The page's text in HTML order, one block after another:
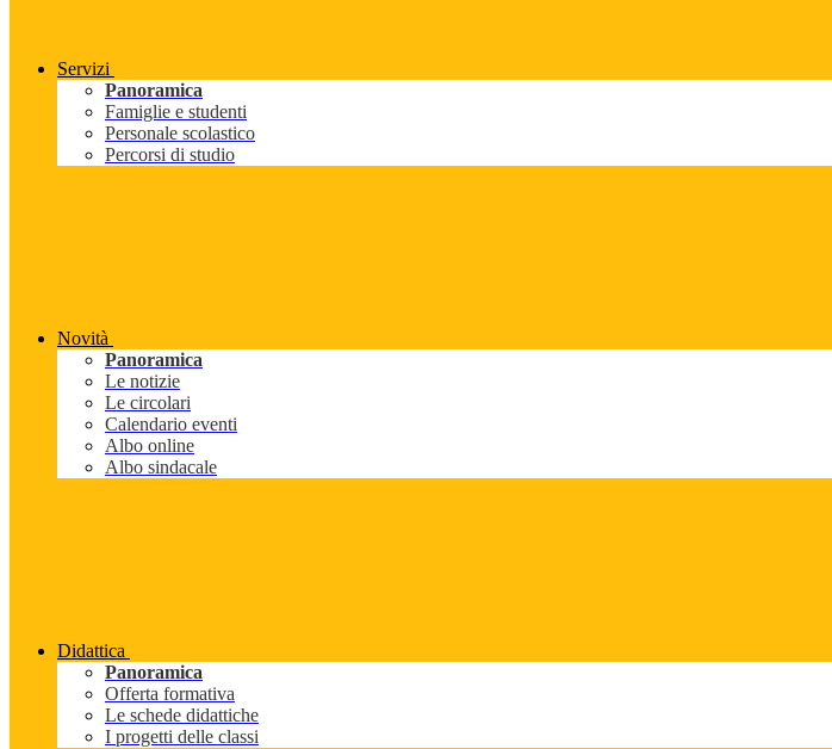
Servizi
Panoramica
Famiglie e studenti
Personale scolastico
Percorsi di studio
Novità
Panoramica
Le notizie
Le circolari
Calendario eventi
Albo online
Albo sindacale
Didattica
Panoramica
Offerta formativa
Le schede didattiche
I progetti delle classi